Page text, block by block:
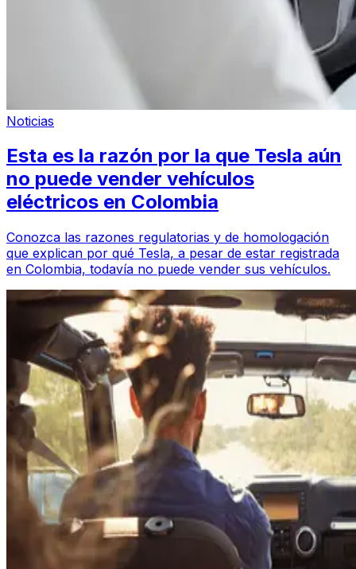
Noticias
Esta es la razón por la que Tesla aún
no puede vender vehículos
eléctricos en Colombia
Conozca las razones regulatorias y de homologación
que explican por qué Tesla, a pesar de estar registrada
en Colombia, todavía no puede vender sus vehículos.